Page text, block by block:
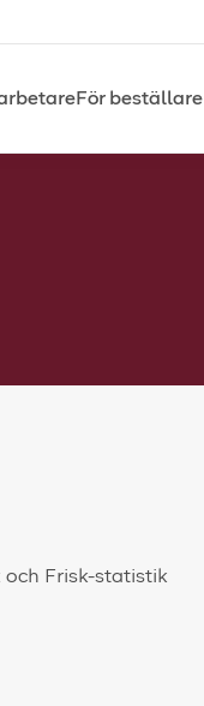
För beställare
Frisk-statistik